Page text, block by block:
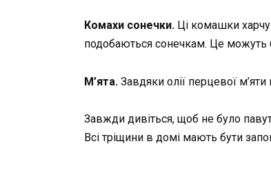
Комахи сонечки. Ці комашки
подобаються сонечкам. Це можуть
М’ята. Завдяки олії перцевої
Завжди дивіться, щоб не було
Всі тріщини в домі мають бути